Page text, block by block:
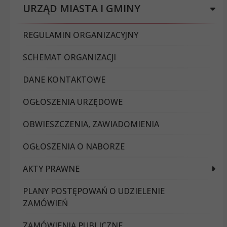
URZĄD MIASTA I GMINY
REGULAMIN ORGANIZACYJNY
SCHEMAT ORGANIZACJI
DANE KONTAKTOWE
OGŁOSZENIA URZĘDOWE
OBWIESZCZENIA, ZAWIADOMIENIA
OGŁOSZENIA O NABORZE
AKTY PRAWNE
PLANY POSTĘPOWAŃ O UDZIELENIE
ZAMÓWIEŃ